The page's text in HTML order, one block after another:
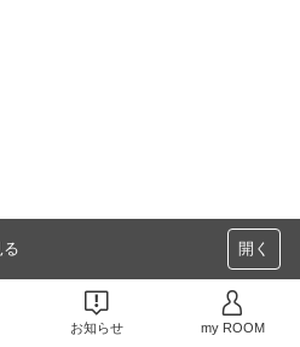
開く
お知らせ my ROOM